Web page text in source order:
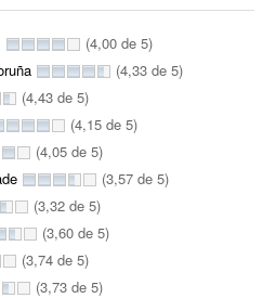
(4,00 de 5)
(4,33 de 5)
(4,43 de 5)
(4,15 de 5)
(4,05 de 5)
(3,57 de 5)
(3,32 de 5)
(3,60 de 5)
(3,74 de 5)
(3,73 de 5)